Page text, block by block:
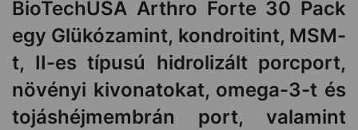
BioTechUSA Arthro Forte 30 Pack
egy Glükózamint, kondroitint, MSM-
t, II-es típusú hidrolizált porcport,
növényi kivonatokat, omega-3-t és
tojáshéjmembrán port, valamint